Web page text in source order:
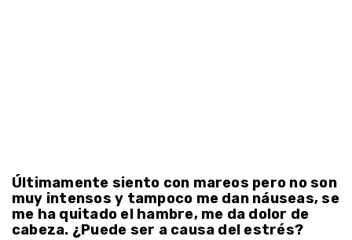
Últimamente siento con mareos pero no son
muy intensos y tampoco me dan náuseas, se
me ha quitado el hambre, me da dolor de
cabeza. ¿Puede ser a causa del estrés?